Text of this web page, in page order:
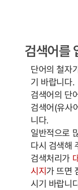
검색어를
단어의 철자
기 바랍니다.
검색어의 단
검색어(유사
니다.
일반적으로
다시 검색해
검색처리가
시지 가 뜨면
시기 바랍니